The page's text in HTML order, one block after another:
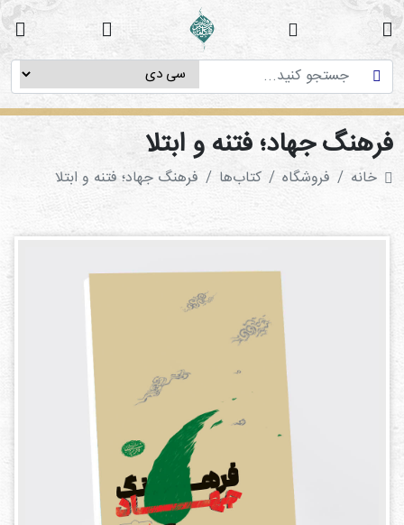
دوره
های
آموزشی
پژوهش
های
رشته
فرهنگ جهاد؛ فتنه و ابتلا
خانه فروشگاه کتاب‌ها‌ فرهنگ جهاد؛ فتنه و ابتلا